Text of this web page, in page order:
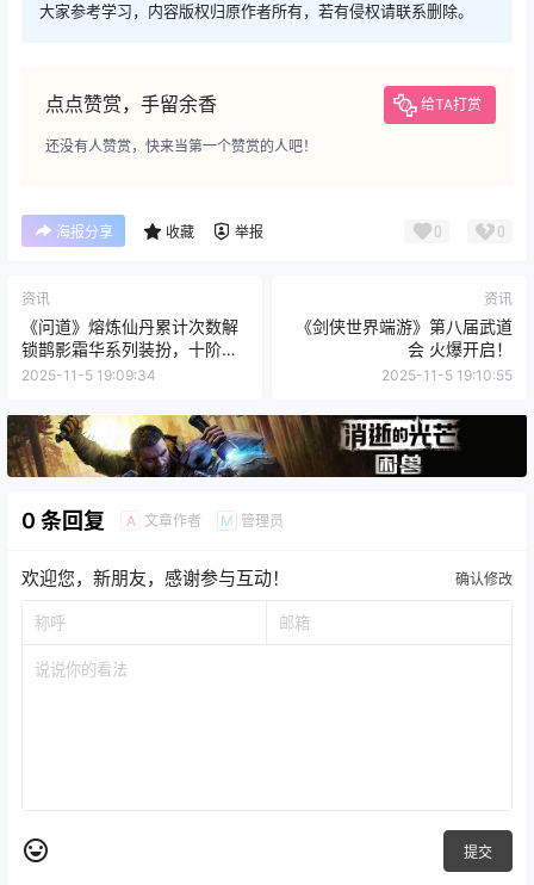
大家参考学习，内容版权归原作者所有，若有侵权请联系删除。
点点赞赏，手留余香 给TA打赏
还没有人赞赏，快来当第一个赞赏的人吧！
海报分享 收藏 举报 0 0
资讯
《问道》熔炼仙丹累计次数解
锁鹊影霜华系列装扮，十阶坐
骑任你选！
2025-11-5 19:09:34
资讯
《剑侠世界端游》第八届武道
会 火爆开启！
2025-11-5 19:10:55
0 条回复 A 文章作者 M 管理员
欢迎您，新朋友，感谢参与互动！ 确认修改
提交